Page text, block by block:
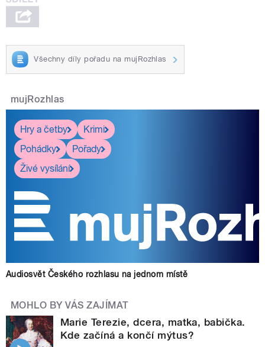
Všechny díly pořadu na mujRozhlas
mujRozhlas
Hry a četby
Krimi
Pohádky
Pořady
Živé vysílání
Audiosvět Českého rozhlasu na jednom místě
MOHLO BY VÁS ZAJÍMAT
Marie Terezie, dcera, matka, babička.
Kde začíná a končí mýtus?